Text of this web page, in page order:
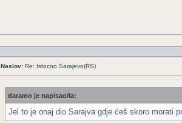
Naslov: Re: Istocno Sarajevo(RS)
daramo je napisao/la:
Jel to je onaj dio Sarajva gdje ćeš skoro morati